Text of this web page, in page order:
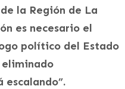
la Región de La
es necesario el
político del Estado
eliminado